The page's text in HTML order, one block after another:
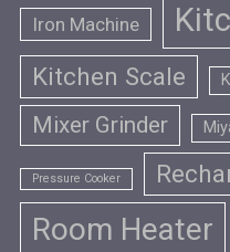
Iron Machine
Kitchen Scale
Mixer Grinder
Pressure Cooker
Room Heater